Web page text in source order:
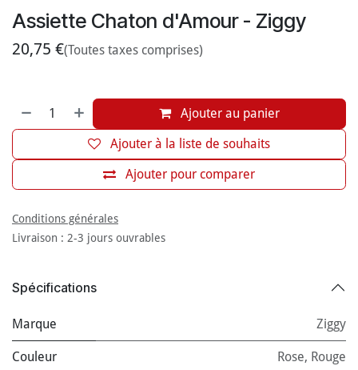
Assiette Chaton d'Amour - Ziggy
20,75 €(Toutes taxes comprises)
Ajouter au panier
Ajouter pour comparer
Ajouter à la liste de souhaits
Conditions générales
Livraison : 2-3 jours ouvrables
Spécifications
Marque Ziggy
Couleur Rose, Rouge